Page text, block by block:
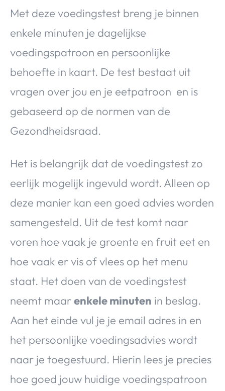
Met deze voedingstest breng je binnen
enkele minuten je dagelijkse
voedingspatroon en persoonlijke
behoefte in kaart. De test bestaat uit
vragen over jou en je eetpatroon en is
gebaseerd op de normen van de
Gezondheidsraad.
Het is belangrijk dat de voedingstest zo
eerlijk mogelijk ingevuld wordt. Alleen op
deze manier kan een goed advies worden
samengesteld. Uit de test komt naar
voren hoe vaak je groente en fruit eet en
hoe vaak er vis of vlees op het menu
staat. Het doen van de voedingstest
neemt maarenkele minuten in beslag.
Aan het einde vul je je email adres in en
het persoonlijke voedingsadvies wordt
naar je toegestuurd. Hierin lees je precies
hoe goed jouw huidige voedingspatroon